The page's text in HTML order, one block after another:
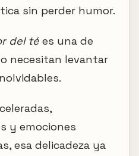
sin perder humor.
del té es una de
necesitan levantar
y emociones
esa delicadeza ya